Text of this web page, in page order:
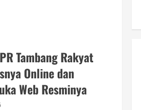
Tambang Rakyat
Online dan
Web Resminya